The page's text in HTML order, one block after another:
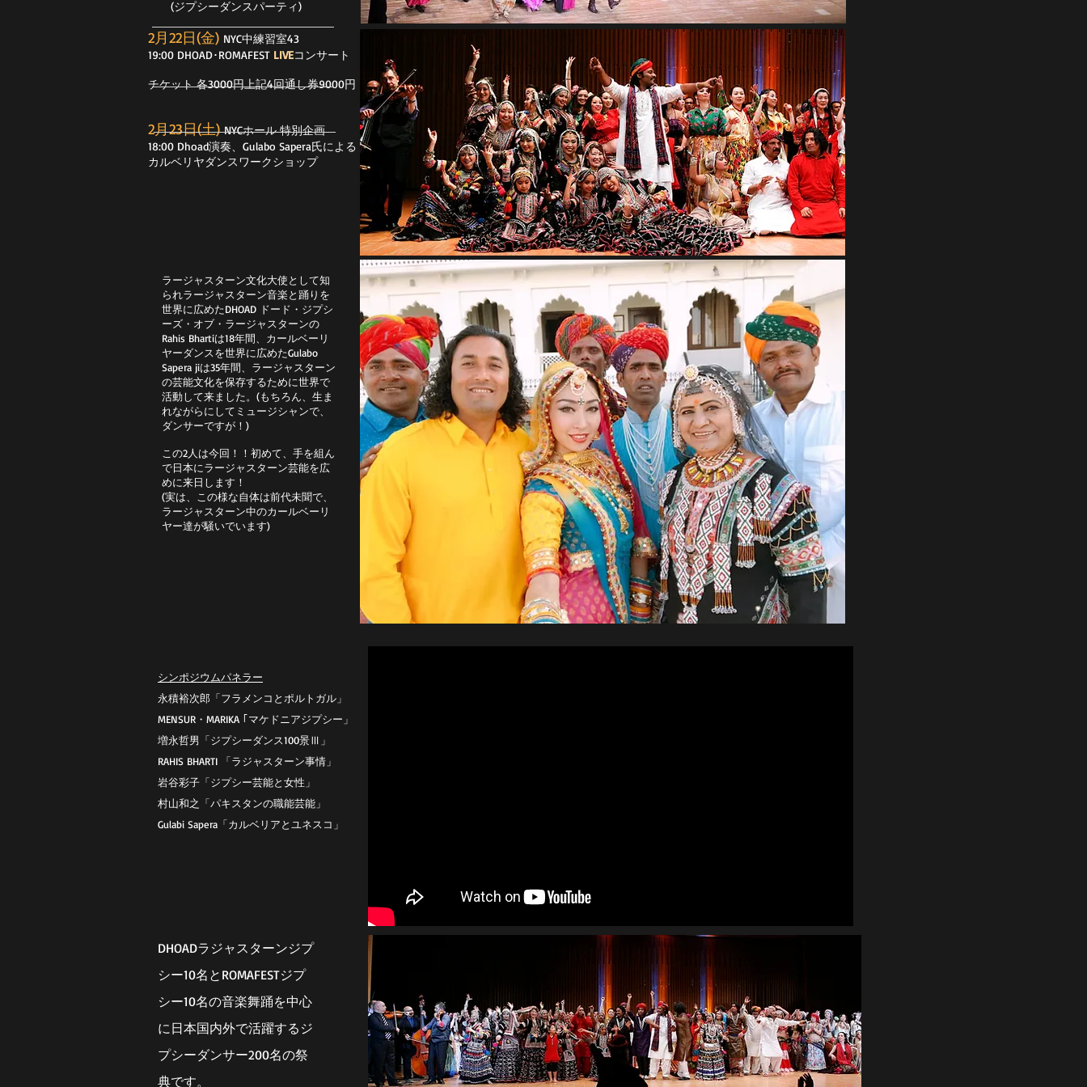
(ジプシーダンスパーティ)
2月22日(金) NYC中練習室43
19:00 DHOAD･ROMAFEST LIVEコンサート
​チケット 各3000円上記4回通し券9000円
​​2月23日(土)NYCホール 特別企画
18:00 Dhoad演奏、Gulabo Sapera氏による
カルベリヤダンスワークショップ
ラージャスターン文化大使として知
られラージャスターン音楽と踊りを
世界に広めたDHOAD ドード・ジプシ
ーズ・オブ・ラージャスターンの
Rahis Bhartiは18年間、カールベーリ
ヤーダンスを世界に広めたGulabo
Sapera jiは35年間、ラージャスターン
の芸能文化を保存するために世界で
活動して来ました。(もちろん、生ま
れながらにしてミュージシャンで、
ダンサーですが！)
この2人は今回！！初めて、手を組ん
で日本にラージャスターン芸能を広
めに来日します！
(実は、この様な自体は前代未聞で、
ラージャスターン中のカールベーリ
ヤー達が騒いでいます)
シンポジウムパネラー
永積裕次郎 「フラメンコとポルトガル」
MENSUR・MARIKA ｢マケドニアジプシー」
増永哲男「ジプシーダンス100景Ⅲ」
RAHIS BHARTI 「ラジャスターン事情」
岩谷彩子「ジプシー芸能と女性」
村山和之「パキスタンの職能芸能」
Gulabi Sapera「カルベリアとユネスコ」
DHOADラジャスターンジプ
シー10名とROMAFESTジプ
シー10名の音楽舞踊を中心
に日本国内外で活躍するジ
プシーダンサー200名の祭
典です。